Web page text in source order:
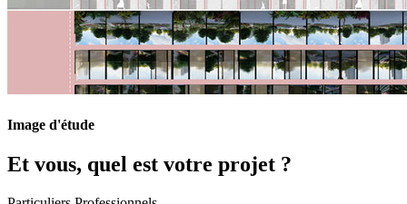
Image d'étude
Et vous, quel est votre projet ?